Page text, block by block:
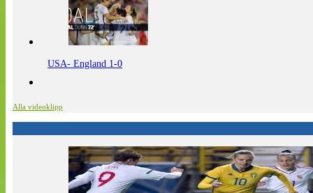
USA- England 1-0
Alla videoklipp